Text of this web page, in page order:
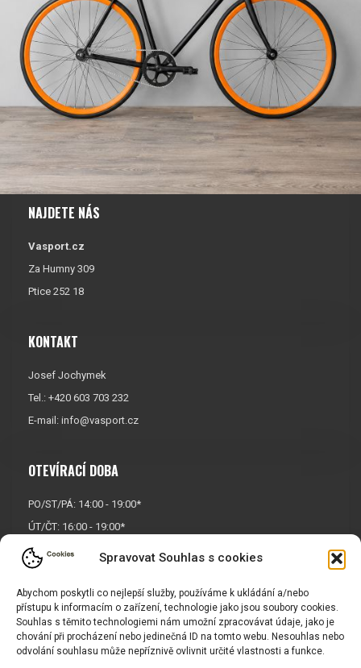
Spravovat Souhlas s cookies
Abychom poskytli co nejlepší služby, používáme k ukládání a/nebo
přístupu k informacím o zařízení, technologie jako jsou soubory cookies.
Souhlas s těmito technologiemi nám umožní zpracovávat údaje, jako je
chování při procházení nebo jedinečná ID na tomto webu. Nesouhlas nebo
odvolání souhlasu může nepříznivě ovlivnit určité vlastnosti a funkce.
NAJDETE NÁS
Vasport.cz
Za Humny 309
Ptice 252 18
KONTAKT
Josef Jochymek
Tel.: +420 603 703 232
E-mail: info@vasport.cz
OTEVÍRACÍ DOBA
PO/ST/PÁ: 14:00 - 19:00*
ÚT/ČT: 16:00 - 19:00*
Sobota: 9:00 - 17:00*
Neděle:
* Říjen, listopad a prosinec
OTEVŘENO POUZE
PO/ST/PÁ